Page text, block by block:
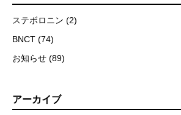
ステボロニン (2)
BNCT (74)
お知らせ (89)
アーカイブ